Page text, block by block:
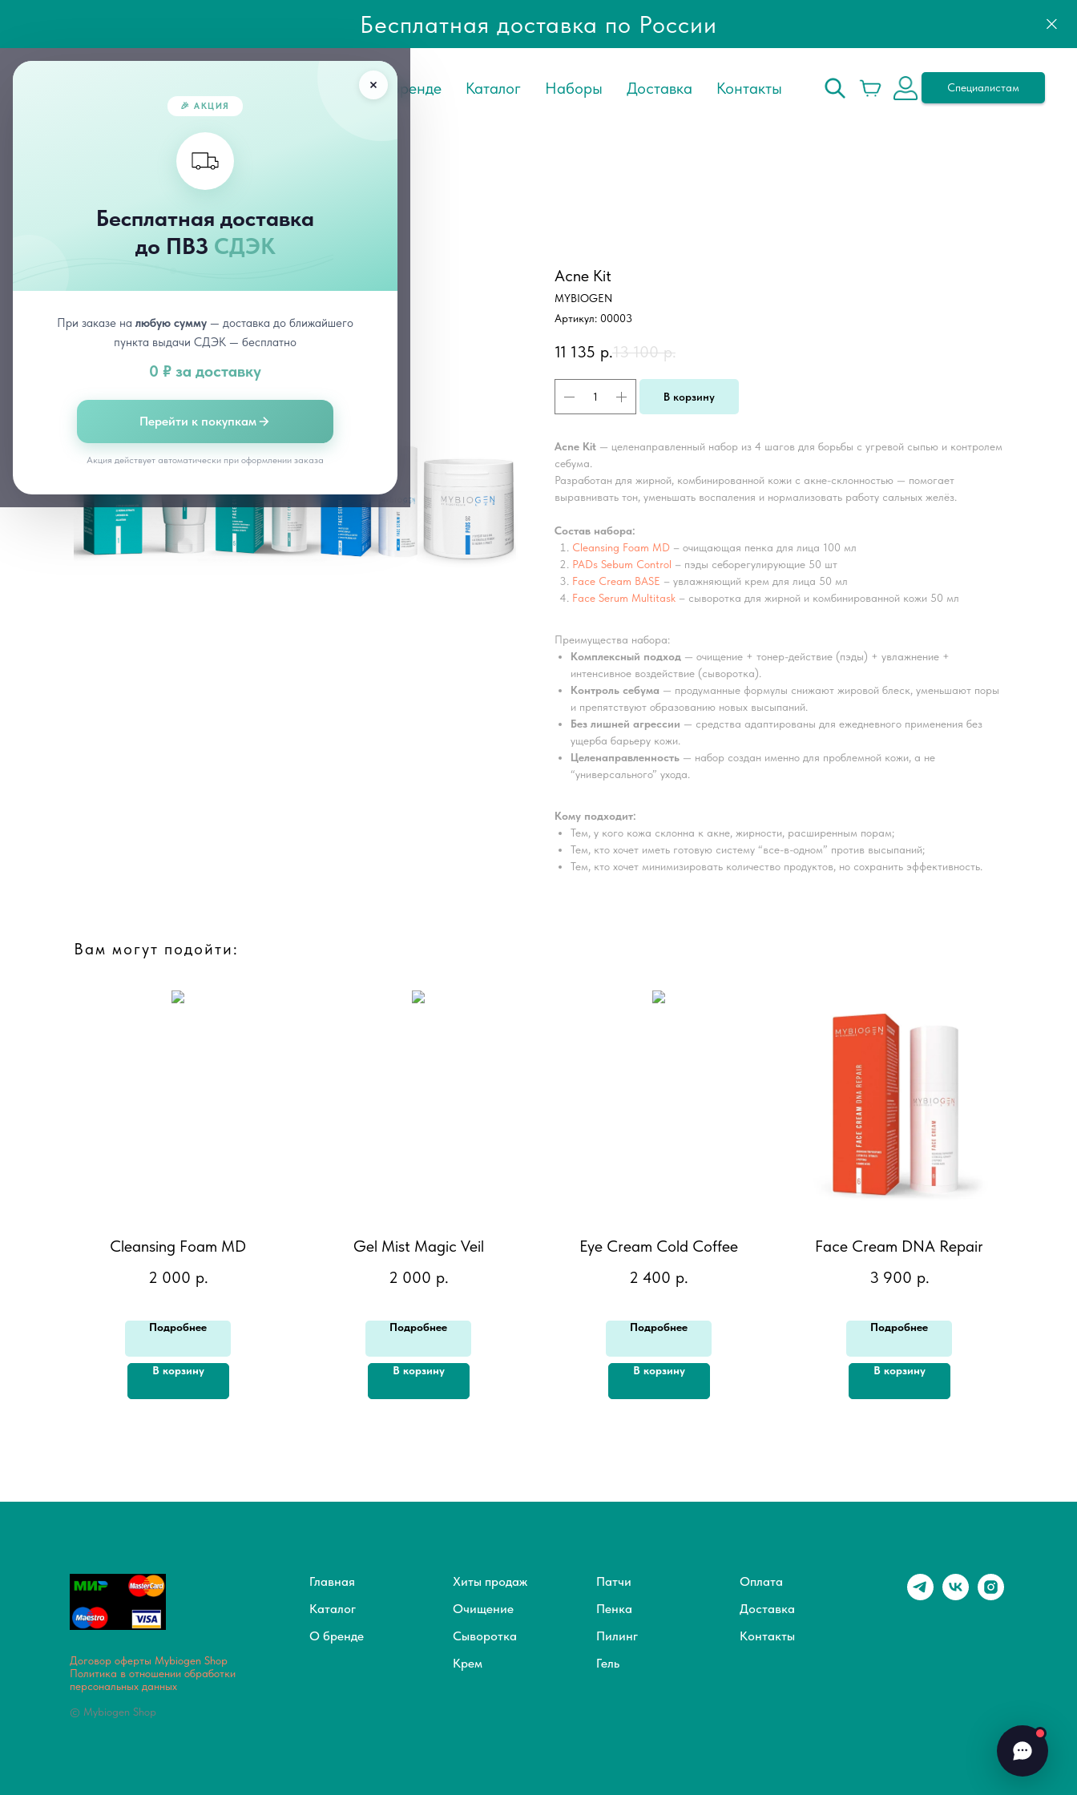
Бесплатная доставка по России
🎉 АКЦИЯ
Бесплатная доставка
до ПВЗ СДЭК
При заказе на любую сумму — доставка до ближайшего
пункта выдачи СДЭК — бесплатно
0 ₽ за доставку
Перейти к покупкам
Акция действует автоматически при оформлении заказа
О Бренде Каталог Наборы Доставка Контакты Специалистам
Acne Kit
MYBIOGEN
Артикул: 00003
11 135 р.13 100 р.
В корзину
Acne Kit — целенаправленный набор из 4 шагов для борьбы с угревой сыпью и контролем
себума.
Разработан для жирной, комбинированной кожи с акне-склонностью — помогает
выравнивать тон, уменьшать воспаления и нормализовать работу сальных желёз.
Состав набора:
Cleansing Foam MD – очищающая пенка для лица 100 мл
PADs Sebum Control – пэды себорегулирующие 50 шт
Face Cream BASE – увлажняющий крем для лица 50 мл
Face Serum Multitask – сыворотка для жирной и комбинированной кожи 50 мл
Преимущества набора:
Комплексный подход — очищение + тонер-действие (пэды) + увлажнение +
интенсивное воздействие (сыворотка).
Контроль себума — продуманные формулы снижают жировой блеск, уменьшают поры
и препятствуют образованию новых высыпаний.
Без лишней агрессии — средства адаптированы для ежедневного применения без
ущерба барьеру кожи.
Целенаправленность — набор создан именно для проблемной кожи, а не
“универсального” ухода.
Кому подходит:
Тем, у кого кожа склонна к акне, жирности, расширенным порам;
Тем, кто хочет иметь готовую систему “все-в-одном” против высыпаний;
Тем, кто хочет минимизировать количество продуктов, но сохранить эффективность.
Вам могут подойти:
Cleansing Foam MD
2 000 р.
Подробнее
В корзину
Gel Mist Magic Veil
2 000 р.
Подробнее
В корзину
Eye Cream Cold Coffee
2 400 р.
Подробнее
В корзину
Face Cream DNA Repair
3 900 р.
Подробнее
В корзину
Договор оферты Mybiogen Shop
Политика в отношении обработки
персональных данных
© Mybiogen Shop
Главная
Каталог
О бренде
Хиты продаж
Очищение
Сыворотка
Крем
Патчи
Пенка
Пилинг
Гель
Оплата
Доставка
Контакты